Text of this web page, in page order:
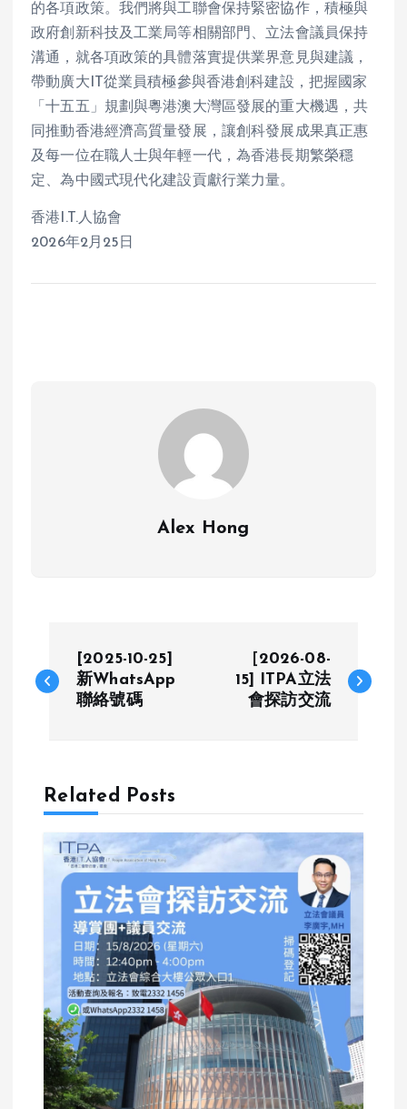
的各項政策。我們將與工聯會保持緊密協作，積極與
政府創新科技及工業局等相關部門、立法會議員保持
溝通，就各項政策的具體落實提供業界意見與建議，
帶動廣大IT從業員積極參與香港創科建設，把握國家
「十五五」規劃與粵港澳大灣區發展的重大機遇，共
同推動香港經濟高質量發展，讓創科發展成果真正惠
及每一位在職人士與年輕一代，為香港長期繁榮穩
定、為中國式現代化建設貢獻行業力量。
香港I.T.人協會
2026年2月25日
Alex Hong
o
n
g
a
t
[2025-10-25]
新WhatsApp
聯絡號碼
［2026-08-
15] ITPA立法
會探訪交流
Related Posts